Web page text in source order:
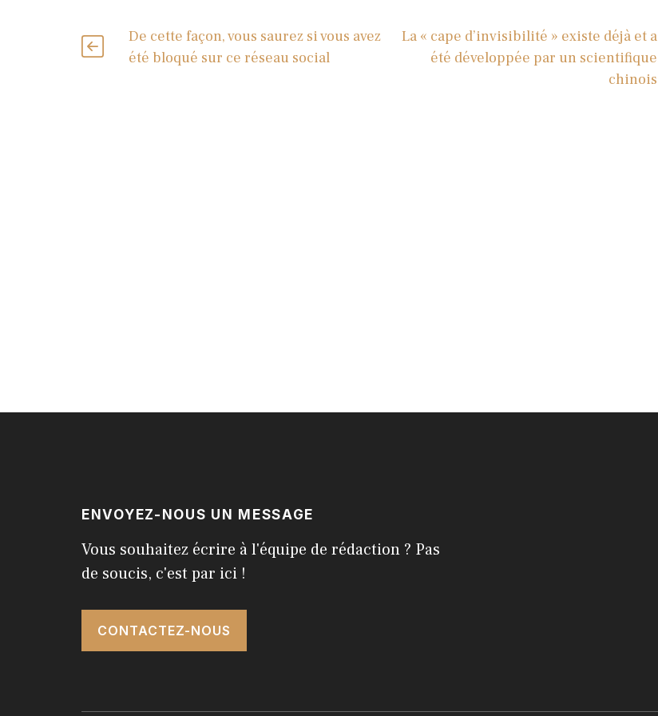
De cette façon, vous saurez si vous avez
été bloqué sur ce réseau social
La « cape d’invisibilité » existe déjà et a
été développée par un scientifique
chinois
ENVOYEZ-NOUS UN MESSAGE
Vous souhaitez écrire à l'équipe de rédaction ? Pas
de soucis, c'est par ici !
CONTACTEZ-NOUS